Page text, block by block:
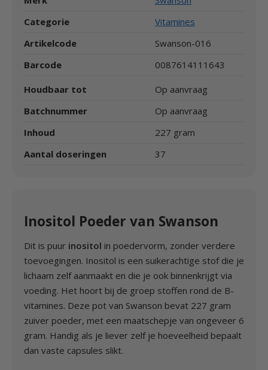
Categorie
Vitamines
Artikelcode
Swanson-016
Barcode
0087614111643
Houdbaar tot
Op aanvraag
Batchnummer
Op aanvraag
Inhoud
227 gram
Aantal doseringen
37
Inositol Poeder van Swanson
Dit is puur inositol in poedervorm, zonder verdere
toevoegingen. Inositol is een suikerachtige stof die je
lichaam zelf aanmaakt en die je ook binnenkrijgt via
voeding. Het hoort bij de groep stoffen rond de B-
vitamines. Deze pot van Swanson bevat 227 gram
zuiver poeder, met een maatschepje van ongeveer 6
gram. Handig als je liever zelf je hoeveelheid bepaalt
dan vaste capsules slikt.